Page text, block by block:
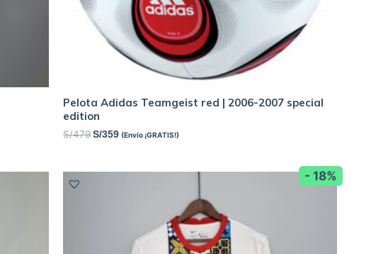
Pelota Adidas Teamgeist red | 2006-2007 special
edition
S/479 S/359 (Envío ¡GRATIS!)
- 18%